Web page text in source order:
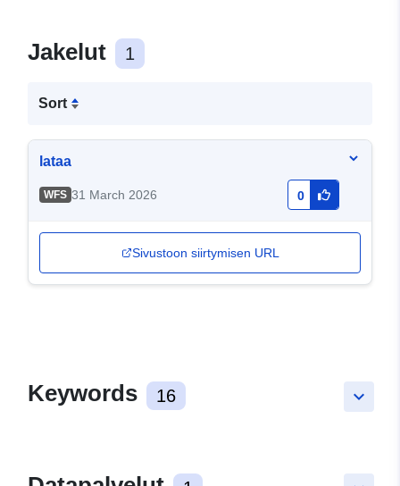
Jakelut 1
Sort
lataa
WFS 31 March 2026 0
Sivustoon siirtymisen URL
keyboard_arrow_down
Keywords 16